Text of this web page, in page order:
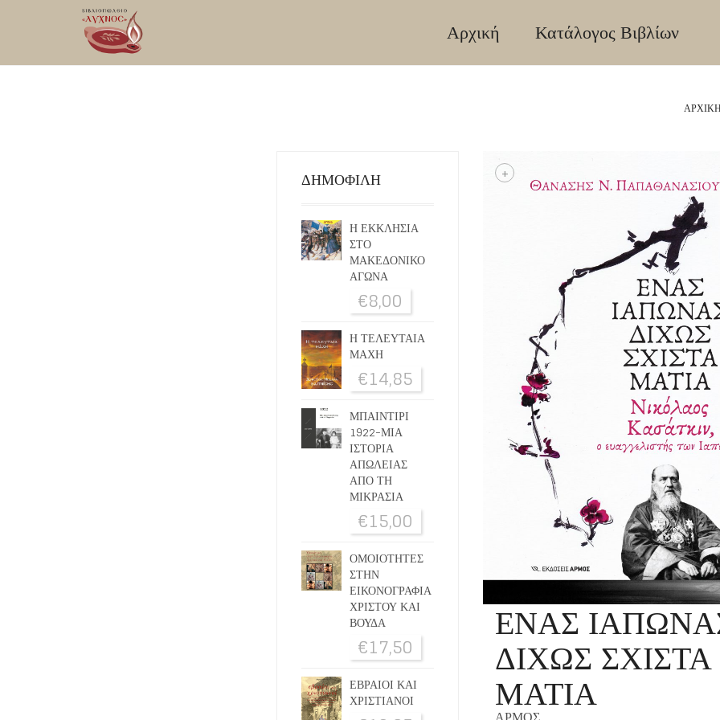
Αρχική Κατάλογος Βιβλίων
+
ΕΝΑΣ
ΔΙΧΩΣ ΣΧΙΣΤΑ
ΜΑΤΙΑ
ΔΗΜΟΦΙΛΗ
Η ΕΚΚΛΗΣΙΑ
ΣΤΟ
ΜΑΚΕΔΟΝΙΚΟ
ΑΓΩΝΑ
€8,00
Η ΤΕΛΕΥΤΑΙΑ
ΜΑΧΗ
€14,85
ΜΠΑΙΝΤΙΡΙ
1922-ΜΙΑ
ΙΣΤΟΡΙΑ
ΑΠΩΛΕΙΑΣ
ΑΠΟ ΤΗ
ΜΙΚΡΑΣΙΑ
€15,00
ΟΜΟΙΟΤΗΤΕΣ
ΣΤΗΝ
ΕΙΚΟΝΟΓΡΑΦΙΑ
ΧΡΙΣΤΟΥ ΚΑΙ
ΒΟΥΔΑ
€17,50
ΕΒΡΑΙΟΙ ΚΑΙ
ΧΡΙΣΤΙΑΝΟΙ